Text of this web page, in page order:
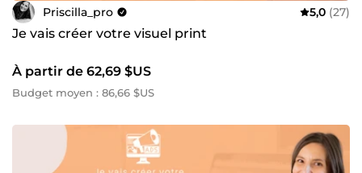
Priscilla_pro 5,0 (27)
Je vais créer votre visuel print
À partir de 62,69 $US
Budget moyen : 86,66 $US